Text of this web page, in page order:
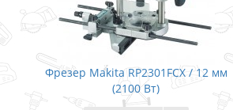
Фрезер Makita RP2301FCX / 12 мм
(2100 Вт)